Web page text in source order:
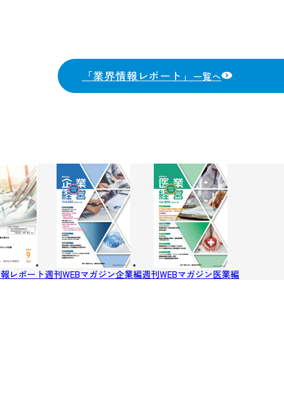
「業界情報レポート」 一覧へ
レポート週刊WEBマガジン企業編週刊WEBマガジン医業編